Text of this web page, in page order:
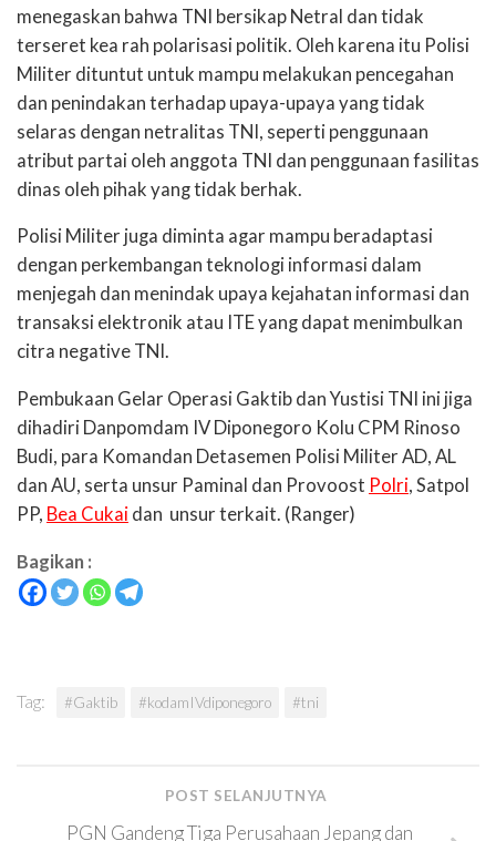
menegaskan bahwa TNI bersikap Netral dan tidak
terseret kea rah polarisasi politik. Oleh karena itu Polisi
Militer dituntut untuk mampu melakukan pencegahan
dan penindakan terhadap upaya-upaya yang tidak
selaras dengan netralitas TNI, seperti penggunaan
atribut partai oleh anggota TNI dan penggunaan fasilitas
dinas oleh pihak yang tidak berhak.
Polisi Militer juga diminta agar mampu beradaptasi
dengan perkembangan teknologi informasi dalam
menjegah dan menindak upaya kejahatan informasi dan
transaksi elektronik atau ITE yang dapat menimbulkan
citra negative TNI.
Pembukaan Gelar Operasi Gaktib dan Yustisi TNI ini jiga
dihadiri Danpomdam IV Diponegoro Kolu CPM Rinoso
Budi, para Komandan Detasemen Polisi Militer AD, AL
dan AU, serta unsur Paminal dan Provoost Polri, Satpol
PP, Bea Cukai dan unsur terkait. (Ranger)
Bagikan :
Tag: #Gaktib #kodamIVdiponegoro #tni
POST SELANJUTNYA
PGN Gandeng Tiga Perusahaan Jepang dan